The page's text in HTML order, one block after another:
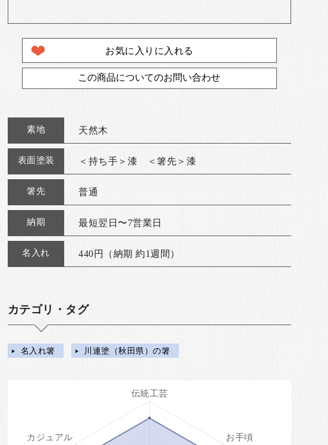
お気に入りに入れる
この商品についてのお問い合わせ
素地 天然木
表面塗装 ＜持ち手＞漆 ＜箸先＞漆
箸先 普通
納期 最短翌日〜7営業日
名入れ 440円（納期 約1週間）
カテゴリ・タグ
名入れ箸 川連塗（秋田県）の箸